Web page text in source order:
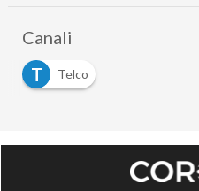
Canali
T
Telco